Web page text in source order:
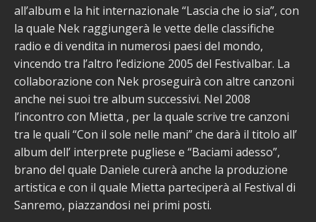
all’album e la hit internazionale “Lascia che io sia”, con
la quale Nek raggiungerà le vette delle classifiche
radio e di vendita in numerosi paesi del mondo,
vincendo tra l’altro l’edizione 2005 del Festivalbar. La
collaborazione con Nek proseguirà con altre canzoni
anche nei suoi tre album successivi. Nel 2008
l’incontro con Mietta , per la quale scrive tre canzoni
tra le quali “Con il sole nelle mani” che darà il titolo all’
album dell’ interprete pugliese e “Baciami adesso”,
brano del quale Daniele curerà anche la produzione
artistica e con il quale Mietta parteciperà al Festival di
Sanremo, piazzandosi nei primi posti.